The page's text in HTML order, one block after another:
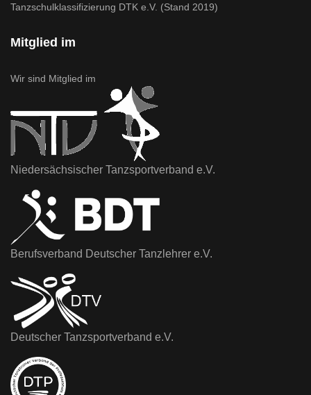
Tanzschulklassifizierung DTK e.V. (Stand 2019)
Mitglied im
Wir sind Mitglied im
Niedersächsischer Tanzsportverband e.V.
Berufsverband Deutscher Tanzlehrer e.V.
Deutscher Tanzsportverband e.V.